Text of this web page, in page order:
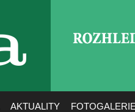
AKTUALITY